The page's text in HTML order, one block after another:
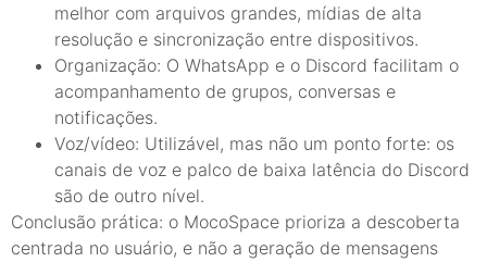
melhor com arquivos grandes, mídias de alta
resolução e sincronização entre dispositivos.
Organização: O WhatsApp e o Discord facilitam o
acompanhamento de grupos, conversas e
notificações.
Voz/vídeo: Utilizável, mas não um ponto forte: os
canais de voz e palco de baixa latência do Discord
são de outro nível.
Conclusão prática: o MocoSpace prioriza a descoberta
centrada no usuário, e não a geração de mensagens